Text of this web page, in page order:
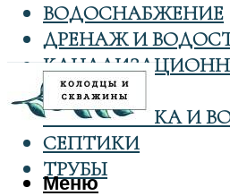
ВОДОСНАБЖЕНИЕ
ДРЕНАЖ И
КОЛОДЦЫ
САНТЕХНИКА И
СЕПТИКИ
ТРУБЫ
Меню